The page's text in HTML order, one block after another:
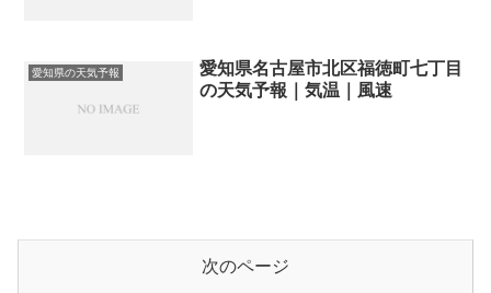
愛知県の天気予報
愛知県名古屋市北区福徳町七丁目
の天気予報｜気温｜風速
次のページ